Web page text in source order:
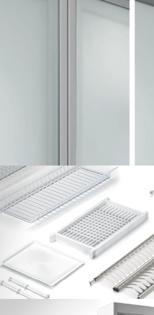
Escurres P.S.,